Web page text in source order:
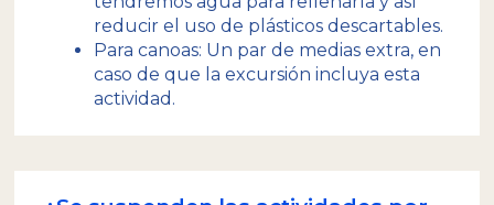
reducir el uso de plásticos descartables.
Para canoas: Un par de medias extra, en
caso de que la excursión incluya esta
actividad.